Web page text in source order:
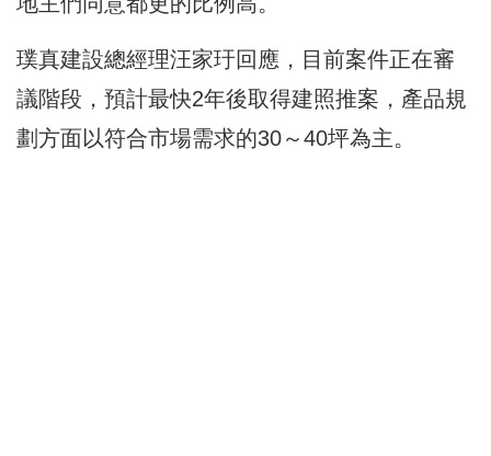
璞真建設總經理汪家玗回應，目前案件正在審
議階段，預計最快2年後取得建照推案，產品規
劃方面以符合市場需求的30～40坪為主。